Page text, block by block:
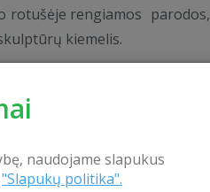
naudojame slapukus
"Slapukų politika".
rotušėje rengiamos parodos,
kiemelis.
įspūdingiausias muziejaus